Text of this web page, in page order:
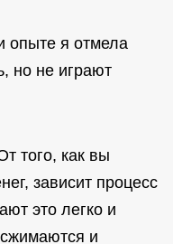
опыте я отмела
но не играют
того, как вы
зависит процесс
это легко и
и